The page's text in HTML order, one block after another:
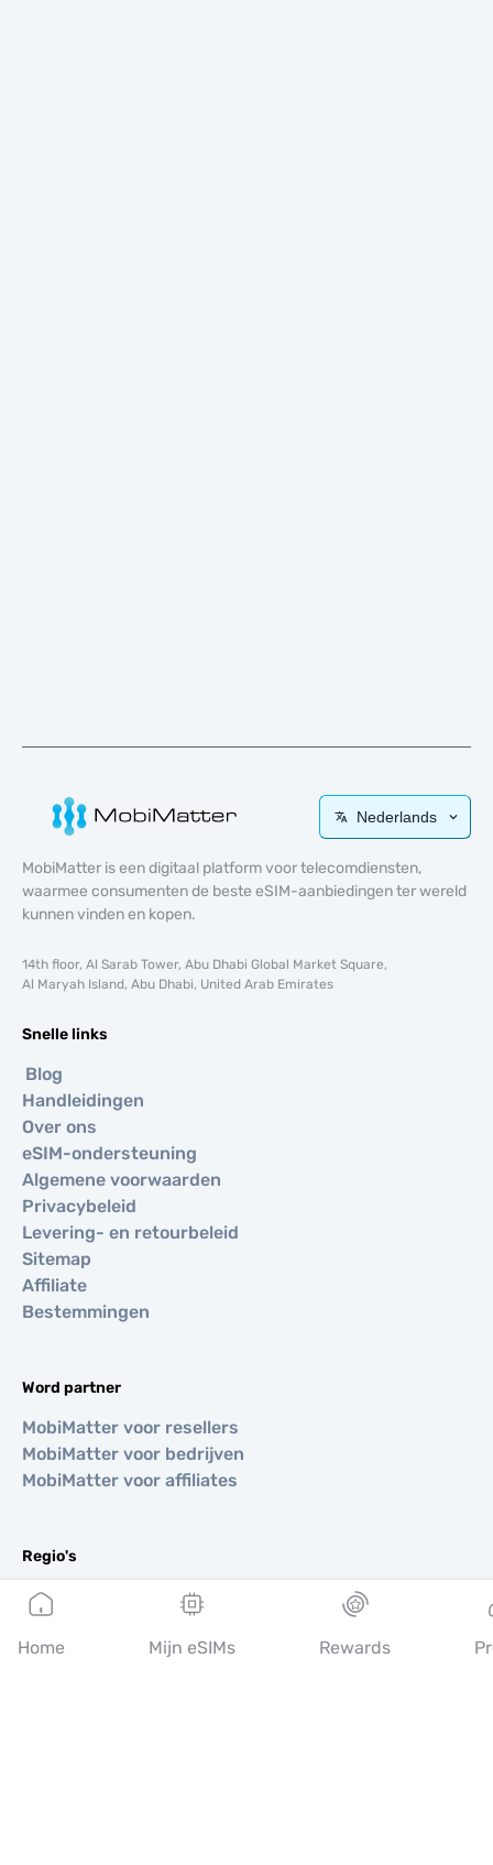
Nederlands
MobiMatter is een digitaal platform voor telecomdiensten,
waarmee consumenten de beste eSIM-aanbiedingen ter wereld
kunnen vinden en kopen.
14th floor, Al Sarab Tower, Abu Dhabi Global Market Square,
Al Maryah Island, Abu Dhabi, United Arab Emirates
Snelle links
Blog
Handleidingen
Over ons
eSIM-ondersteuning
Algemene voorwaarden
Privacybeleid
Levering- en retourbeleid
Sitemap
Affiliate
Bestemmingen
Word partner
MobiMatter voor resellers
MobiMatter voor bedrijven
MobiMatter voor affiliates
Regio's
eSIM voor Europa
eSIM voor Azië
eSIM voor Amerika
Home Mijn eSIMs Rewards